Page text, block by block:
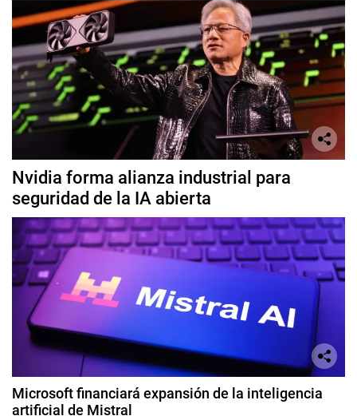
Nvidia forma alianza industrial para
seguridad de la IA abierta
Microsoft financiará expansión de la inteligencia
artificial de Mistral